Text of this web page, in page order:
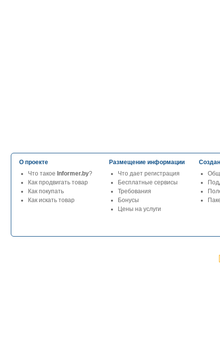
О проекте
Что такое Informer.by?
Как продвигать товар
Как покупать
Как искать товар
Размещение информации
Что дает регистрация
Бесплатные сервисы
Требования
Бонусы
Цены на услуги